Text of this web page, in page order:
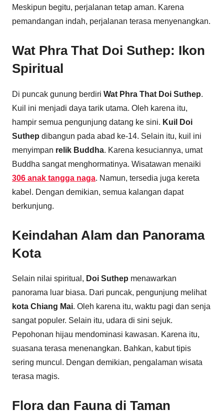
Meskipun begitu, perjalanan tetap aman. Karena
pemandangan indah, perjalanan terasa menyenangkan.
Wat Phra That Doi Suthep: Ikon
Spiritual
Di puncak gunung berdiri Wat Phra That Doi Suthep.
Kuil ini menjadi daya tarik utama. Oleh karena itu,
hampir semua pengunjung datang ke sini. Kuil Doi
Suthep dibangun pada abad ke-14. Selain itu, kuil ini
menyimpan relik Buddha. Karena kesuciannya, umat
Buddha sangat menghormatinya. Wisatawan menaiki
306 anak tangga naga. Namun, tersedia juga kereta
kabel. Dengan demikian, semua kalangan dapat
berkunjung.
Keindahan Alam dan Panorama
Kota
Selain nilai spiritual, Doi Suthep menawarkan
panorama luar biasa. Dari puncak, pengunjung melihat
kota Chiang Mai. Oleh karena itu, waktu pagi dan senja
sangat populer. Selain itu, udara di sini sejuk.
Pepohonan hijau mendominasi kawasan. Karena itu,
suasana terasa menenangkan. Bahkan, kabut tipis
sering muncul. Dengan demikian, pengalaman wisata
terasa magis.
Flora dan Fauna di Taman